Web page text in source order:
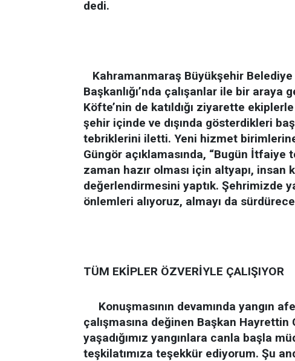
dedi.
Kahramanmaraş Büyükşehir
Başkanlığı’nda çalışanlar ile bir araya
Köfte’nin de katıldığı ziyarette
şehir içinde ve dışında gösterdikleri
tebriklerini iletti. Yeni hizmet
Güngör açıklamasında, “Bugün
zaman hazır olması için altyapı, insan
değerlendirmesini yaptık. Şehrimizde
önlemleri alıyoruz, almayı da
TÜM EKİPLER ÖZVERİYLE ÇALIŞIYOR
Konuşmasının devamında yangın
çalışmasına değinen Başkan
yaşadığımız yangınlara canla başla
teşkilatımıza teşekkür ediyorum. Şu